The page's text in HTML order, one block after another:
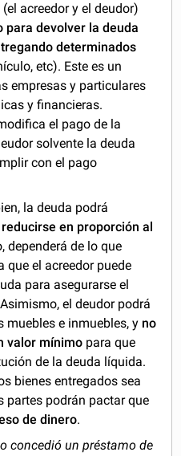
acreedor y el deudor)
para devolver la deuda
determinados
etc). Este es un
empresas y particulares
y financieras.
el pago de la
solvente la deuda
con el pago
la deuda podrá
en proporción al
dependerá de lo que
que el acreedor puede
para asegurarse el
el deudor podrá
muebles e inmuebles, y no
valor mínimo para que
de la deuda líquida.
bienes entregados sea
partes podrán pactar que
de dinero.
concedió un préstamo de